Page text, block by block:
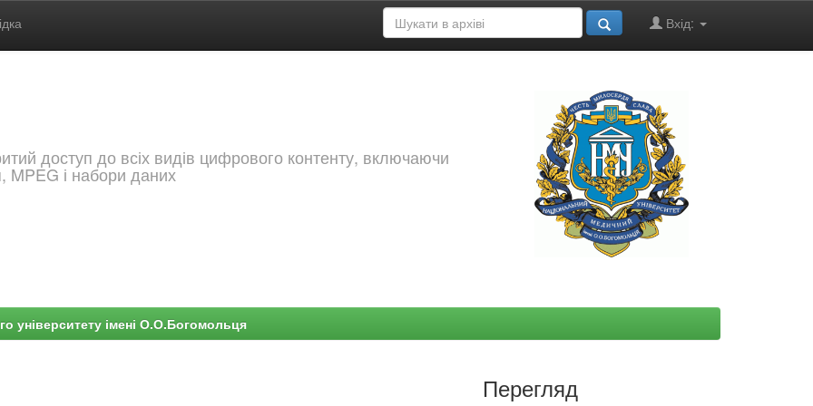
Вхід:
доступ до всіх видів цифрового контенту, включаючи
MPEG і набори даних
університету імені О.О.Богомольця
Перегляд